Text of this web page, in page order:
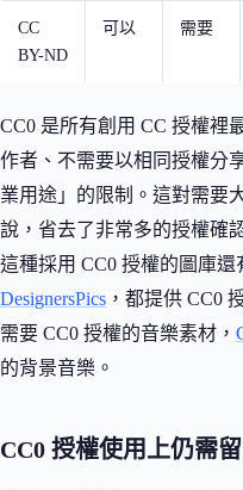
CC
BY-ND
可以 需要
CC0 是所有創用 CC 授權裡
作者、不需要以相同授權分
業用途」的限制。這對需要
說，省去了非常多的授權確
這種採用 CC0 授權的圖庫還
DesignersPics ，都提供 CC0
需要 CC0 授權的音樂素材，
的背景音樂。
CC0 授權使用上仍需